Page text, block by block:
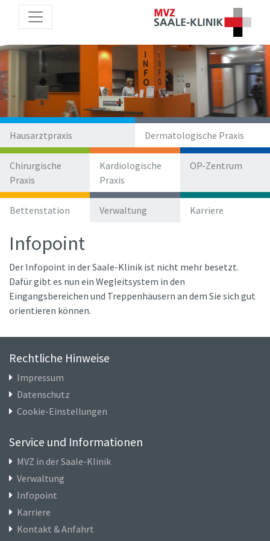
Hausarztpraxis Dermatologische Praxis
Chirurgische
Praxis
Kardiologische
Praxis
OP-Zentrum
Bettenstation Verwaltung Karriere
Infopoint
Der Infopoint in der Saale-Klinik ist nicht mehr besetzt.
Dafür gibt es nun ein Wegleitsystem in den
Eingangsbereichen und Treppenhäusern an dem Sie sich gut
orientieren können.
Rechtliche Hinweise
Impressum
Datenschutz
Cookie-Einstellungen
Service und Informationen
MVZ in der Saale-Klinik
Verwaltung
Infopoint
Karriere
Kontakt & Anfahrt